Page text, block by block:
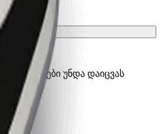
უნდა დაიცვას